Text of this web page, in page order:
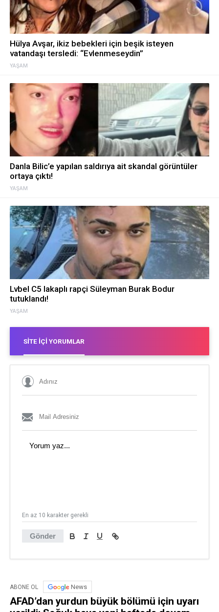
YAŞAM
Hülya Avşar, ikiz bebekleri için beşik isteyen
vatandaşı tersledi: “Evlenmeseydin”
YAŞAM
Danla Bilic’e yapılan saldırıya ait skandal görüntüler
ortaya çıktı!
YAŞAM
Lvbel C5 lakaplı rapçi Süleyman Burak Bodur
tutuklandı!
SITE İÇI YORUMLAR
Gönder
En az 10 karakter gerekli
ABONE OL News
AFAD’dan yurdun büyük bölümü için uyarı